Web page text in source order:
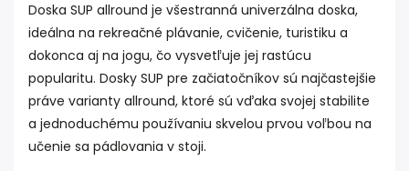
Doska SUP allround je všestranná univerzálna doska,
ideálna na rekreačné plávanie, cvičenie, turistiku a
dokonca aj na jogu, čo vysvetľuje jej rastúcu
popularitu. Dosky SUP pre začiatočníkov sú najčastejšie
práve varianty allround, ktoré sú vďaka svojej stabilite
a jednoduchému používaniu skvelou prvou voľbou na
učenie sa pádlovania v stoji.